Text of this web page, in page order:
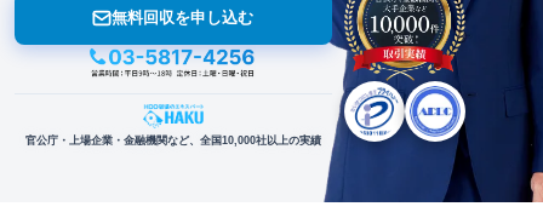
無料回収を申し込む
官公庁・上場企業・金融機関など、全国10,000社以上の実績